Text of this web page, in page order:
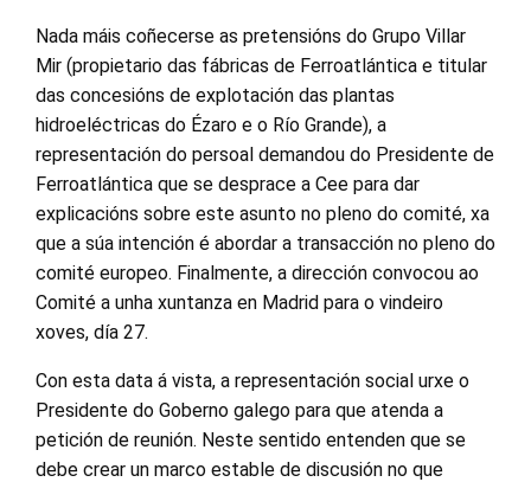
Nada máis coñecerse as pretensións do Grupo Villar
Mir (propietario das fábricas de Ferroatlántica e titular
das concesións de explotación das plantas
hidroeléctricas do Ézaro e o Río Grande), a
representación do persoal demandou do Presidente de
Ferroatlántica que se desprace a Cee para dar
explicacións sobre este asunto no pleno do comité, xa
que a súa intención é abordar a transacción no pleno do
comité europeo. Finalmente, a dirección convocou ao
Comité a unha xuntanza en Madrid para o vindeiro
xoves, día 27.
Con esta data á vista, a representación social urxe o
Presidente do Goberno galego para que atenda a
petición de reunión. Neste sentido entenden que se
debe crear un marco estable de discusión no que